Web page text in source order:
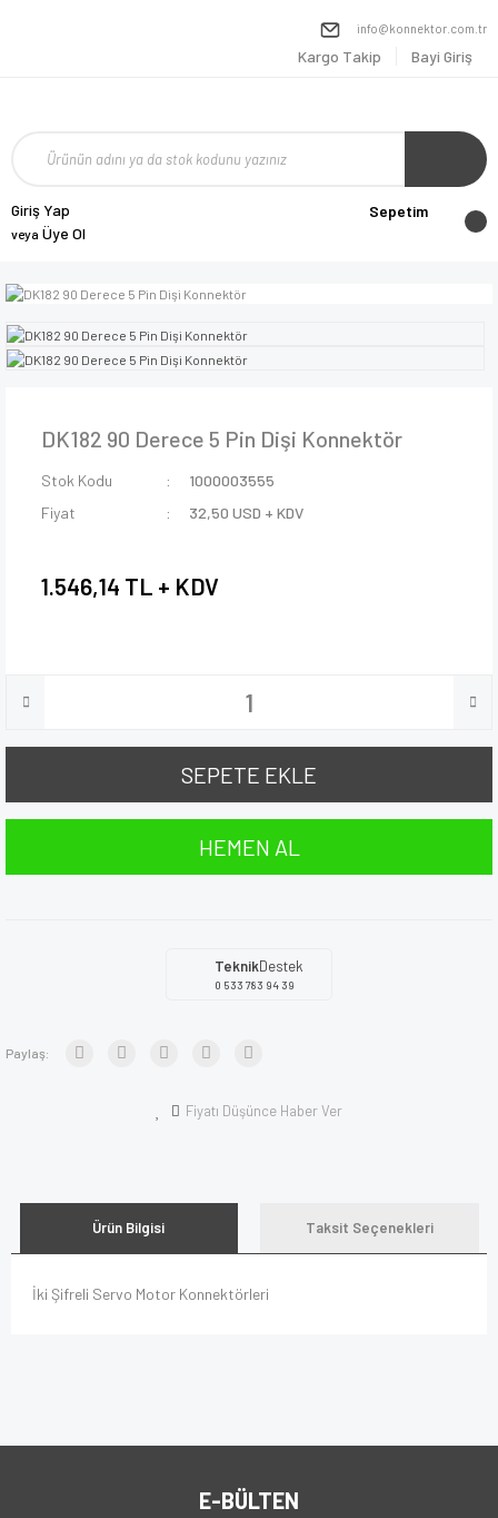
info@konnektor.com.tr
Kargo Takip Bayi Giriş
Giriş Yap
veya Üye Ol
Sepetim
DK182 90 Derece 5 Pin Dişi Konnektör
Stok Kodu
1000003555
Fiyat
32,50 USD + KDV
1.546,14 TL + KDV
SEPETE EKLE
HEMEN AL
TeknikDestek
0 533 783 94 39
Paylaş:
Fiyatı Düşünce Haber Ver
Ürün Bilgisi Taksit Seçenekleri
İki Şifreli Servo Motor Konnektörleri
E-BÜLTEN